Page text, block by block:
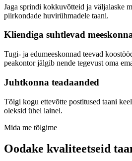
Jaga sprindi kokkuvõtteid ja väljalaske
piirkondade huvirühmadele taani.
Kliendiga suhtlevad
Tugi- ja edumeeskonnad teevad
peakontor jälgib nende tegevust oma
Juhtkonna teadaanded
Tõlgi kogu ettevõtte postitused taani
oleksid ühel lainel.
Mida me tõlgime
Oodake kvaliteetseid